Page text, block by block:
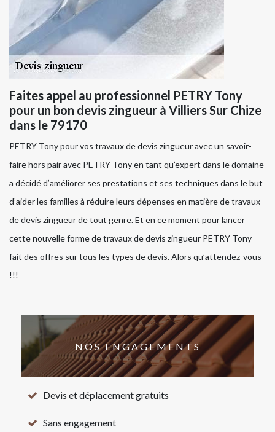
Faites appel au professionnel PETRY Tony
pour un bon devis zingueur à Villiers Sur Chize
dans le 79170
PETRY Tony pour vos travaux de devis zingueur avec un savoir-
faire hors pair avec PETRY Tony en tant qu’expert dans le domaine
a décidé d’améliorer ses prestations et ses techniques dans le but
d’aider les familles à réduire leurs dépenses en matière de travaux
de devis zingueur de tout genre. Et en ce moment pour lancer
cette nouvelle forme de travaux de devis zingueur PETRY Tony
fait des offres sur tous les types de devis. Alors qu’attendez-vous
!!!
NOS ENGAGEMENTS
Devis et déplacement gratuits
Sans engagement